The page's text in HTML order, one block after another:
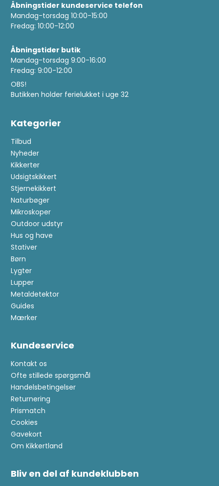
Åbningstider kundeservice telefon
Mandag-torsdag 10:00-15:00
Fredag: 10:00-12:00
Åbningstider butik
Mandag-torsdag 9:00-16:00
Fredag: 9:00-12:00
OBS!
Butikken holder ferielukket i uge 32
Kategorier
Tilbud
Nyheder
Kikkerter
Udsigtskikkert
Stjernekikkert
Naturbøger
Mikroskoper
Outdoor udstyr
Hus og have
Stativer
Børn
Lygter
Lupper
Metaldetektor
Guides
Mærker
Kundeservice
Kontakt os
Ofte stillede spørgsmål
Handelsbetingelser
Returnering
Prismatch
Cookies
Gavekort
Om Kikkertland
Bliv en del af kundeklubben